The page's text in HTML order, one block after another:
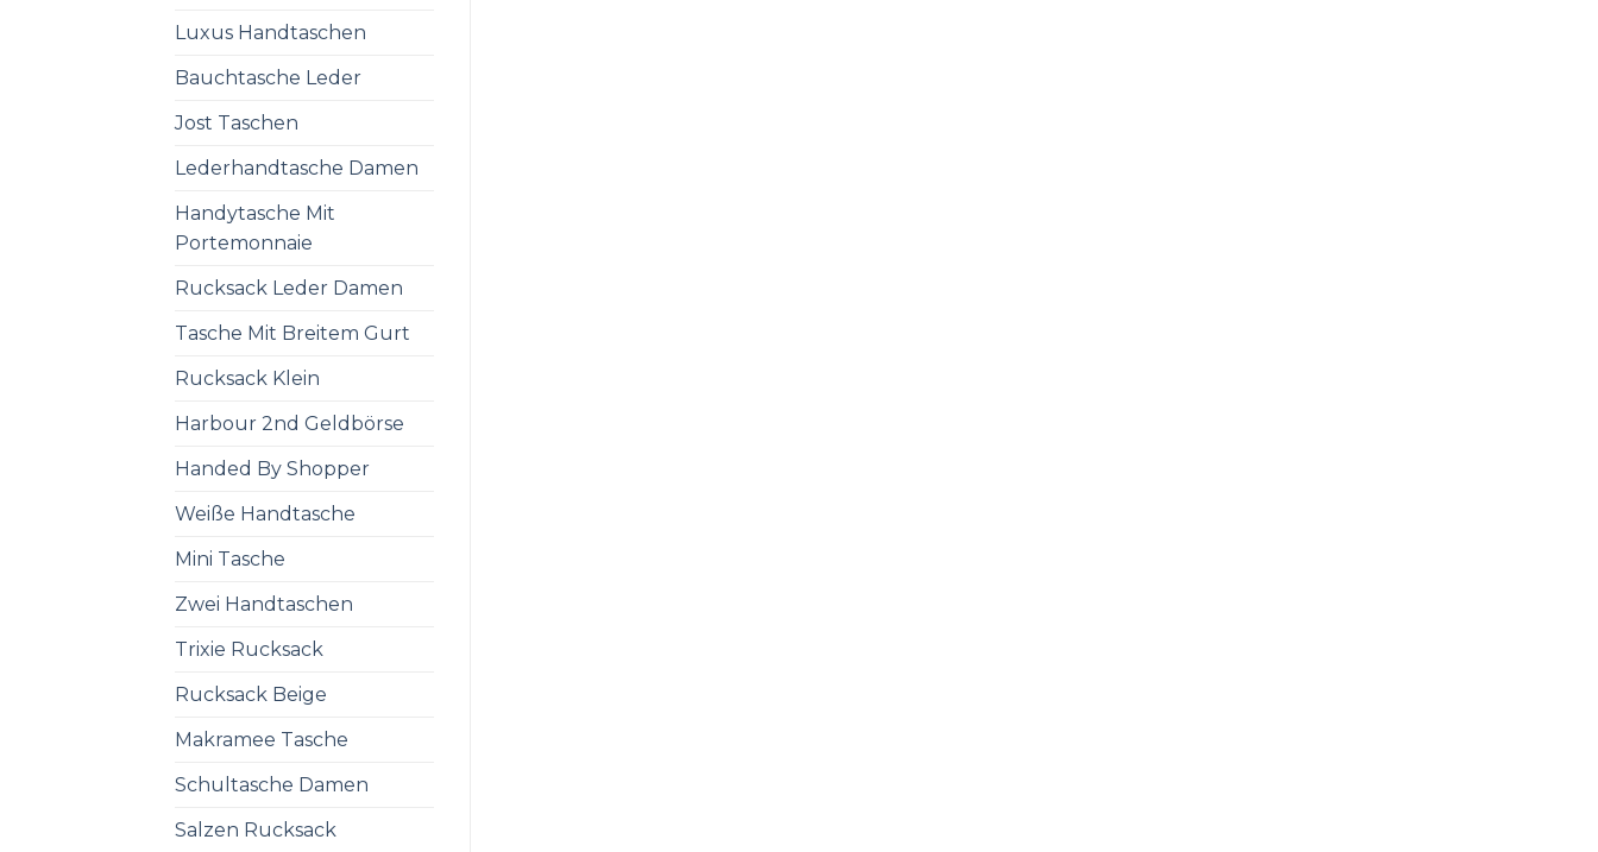
Luxus Handtaschen
Bauchtasche Leder
Jost Taschen
Lederhandtasche Damen
Handytasche Mit
Portemonnaie
Rucksack Leder Damen
Tasche Mit Breitem Gurt
Rucksack Klein
Harbour 2nd Geldbörse
Handed By Shopper
Weiße Handtasche
Mini Tasche
Zwei Handtaschen
Trixie Rucksack
Rucksack Beige
Makramee Tasche
Schultasche Damen
Salzen Rucksack